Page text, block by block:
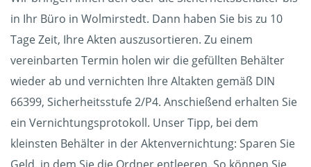
in Ihr Büro in Wolmirstedt. Dann haben Sie bis zu 10
Tage Zeit, Ihre Akten auszusortieren. Zu einem
vereinbarten Termin holen wir die gefüllten Behälter
wieder ab und vernichten Ihre Altakten gemäß DIN
66399, Sicherheitsstufe 2/P4. Anschießend erhalten Sie
ein Vernichtungsprotokoll. Unser Tipp, bei dem
kleinsten Behälter in der Aktenvernichtung: Sparen Sie